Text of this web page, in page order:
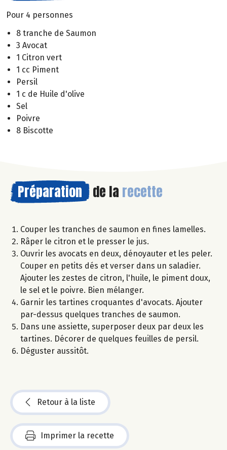
Pour 4 personnes
8 tranche de Saumon
3 Avocat
1 Citron vert
1 cc Piment
Persil
1 c de Huile d'olive
Sel
Poivre
8 Biscotte
Préparation de la recette
Couper les tranches de saumon en fines lamelles.
Râper le citron et le presser le jus.
Ouvrir les avocats en deux, dénoyauter et les peler.
Couper en petits dés et verser dans un saladier.
Ajouter les zestes de citron, l'huile, le piment doux,
le sel et le poivre. Bien mélanger.
Garnir les tartines croquantes d'avocats. Ajouter
par-dessus quelques tranches de saumon.
Dans une assiette, superposer deux par deux les
tartines. Décorer de quelques feuilles de persil.
Déguster aussitôt.
Retour à la liste
Imprimer la recette